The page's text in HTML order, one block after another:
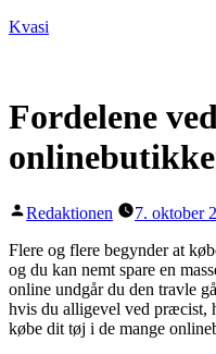
Videre
Kvasi
Fordelene
Posted
Redaktionen 7. oktober
Flere og flere begynder at
og du kan nemt spare en
online undgår du den travle
hvis du alligevel ved præcist,
købe dit tøj i de mange